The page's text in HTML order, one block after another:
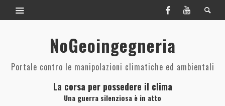
NoGeoingegneria
Portale contro le manipolazioni climatiche ed ambientali
La corsa per possedere il clima
Una guerra silenziosa è in atto